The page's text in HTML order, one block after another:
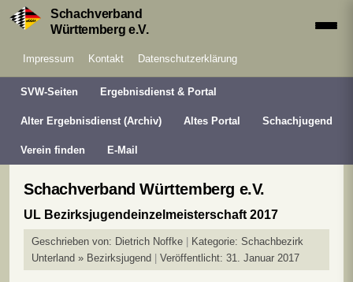
Schachverband
Württemberg e.V.
Impressum Kontakt Datenschutzerklärung
SVW-Seiten Ergebnisdienst & Portal
Alter Ergebnisdienst (Archiv) Altes Portal Schachjugend
Verein finden E-Mail
Schachverband Württemberg e.V.
UL Bezirksjugendeinzelmeisterschaft 2017
Geschrieben von: Dietrich Noffke Kategorie: Schachbezirk
Unterland » Bezirksjugend
Veröffentlicht: 31. Januar 2017